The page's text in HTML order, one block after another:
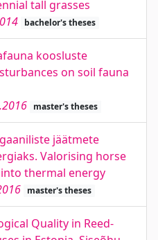
tall grasses
bachelor's theses
koosluste
on soil fauna
master's theses
jäätmete
Valorising horse
thermal energy
master's theses
Quality in Reed-